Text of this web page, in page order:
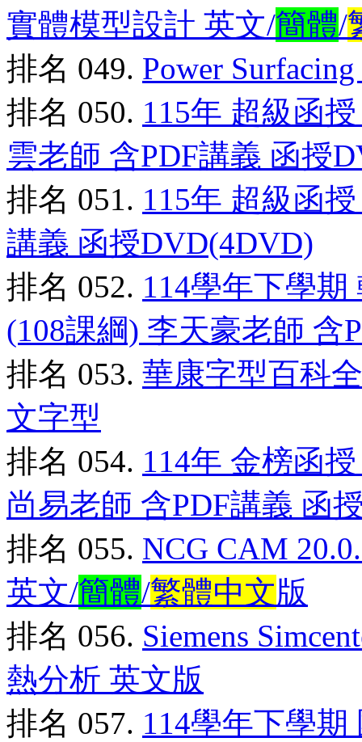
實體模型設計 英文/簡體/
排名 049. Power
排名 050. 115年 超級函
雲老師 含PDF講義 函授
排名 051. 115年 超級函
講義 函授DVD(4DVD)
排名 052. 114學年下學
(108課綱) 李天豪老師 含
排名 053. 華康字型百科
文字型
排名 054. 114年 金榜函
尚易老師 含PDF講義 函
排名 055. NCG CAM
英文/簡體/繁體中文版
排名 056. Siemens
熱分析 英文版
排名 057. 114學年下學